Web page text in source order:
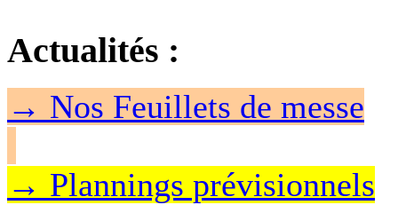
Actualités :
→ Nos Feuillets de messe
→ Plannings prévisionnels